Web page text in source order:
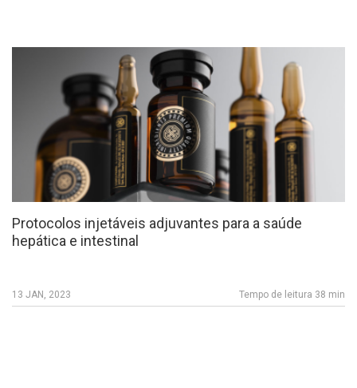
Protocolos injetáveis adjuvantes para a saúde
hepática e intestinal
13 JAN, 2023 Tempo de leitura 38 min